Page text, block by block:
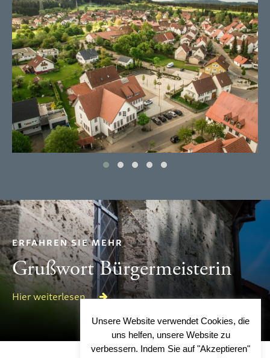
ERFAHREN SIE MEHR
Grußwort Bürgermeisterin
Hier weiterlesen
Unsere Website verwendet Cookies, die
uns helfen, unsere Website zu
verbessern. Indem Sie auf "Akzeptieren"